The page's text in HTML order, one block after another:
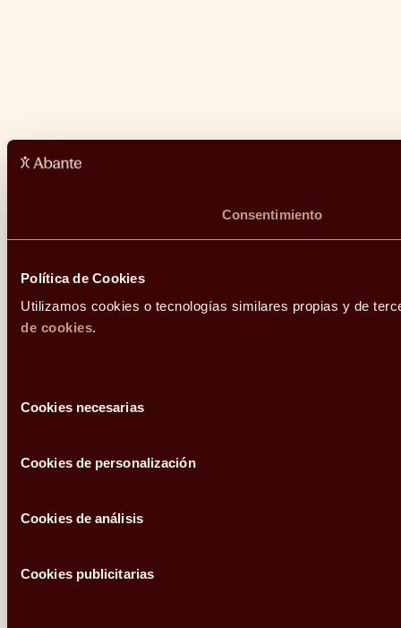
Consentimiento
Política de Cookies
Utilizamos cookies o tecnologías similares propias y de
de cookies.
deCookies necesarias
Cookies de personalización
Cookies de análisis
Cookies publicitarias